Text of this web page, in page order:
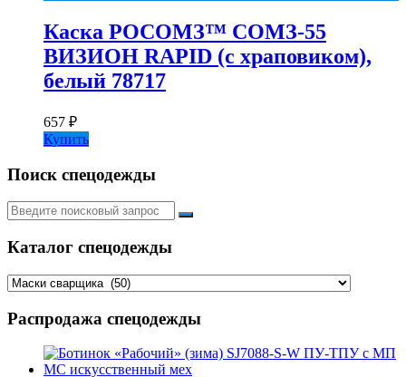
Каска РОСОМЗ™ СОМЗ-55
ВИЗИОН RAPID (с храповиком),
белый 78717
657 ₽
Купить
Поиск спецодежды
Искать:
Каталог спецодежды
Распродажа спецодежды